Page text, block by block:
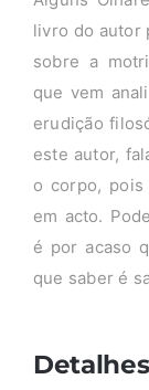
livro do autor
sobre a
que vem
erudição
este autor,
o corpo,
em acto.
é por acaso
que saber é
Detalhes